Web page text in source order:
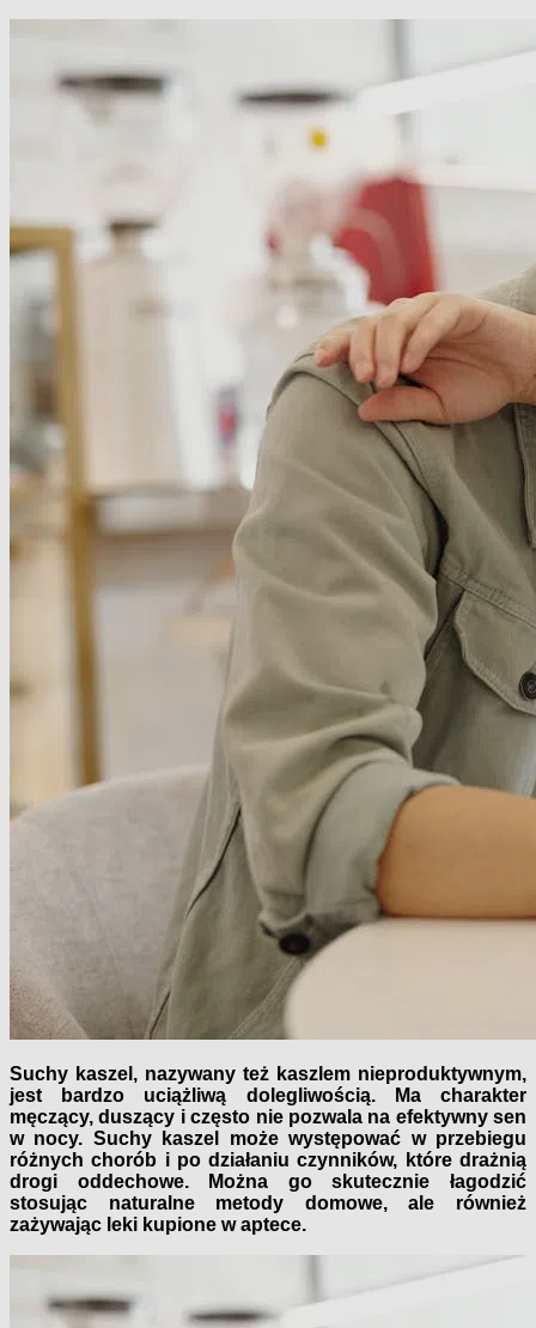
Suchy kaszel, nazywany też kaszlem nieproduktywnym,
jest bardzo uciążliwą dolegliwością. Ma charakter
męczący, duszący i często nie pozwala na efektywny sen
w nocy. Suchy kaszel może występować w przebiegu
różnych chorób i po działaniu czynników, które drażnią
drogi oddechowe. Można go skutecznie łagodzić
stosując naturalne metody domowe, ale również
zażywając leki kupione w aptece.